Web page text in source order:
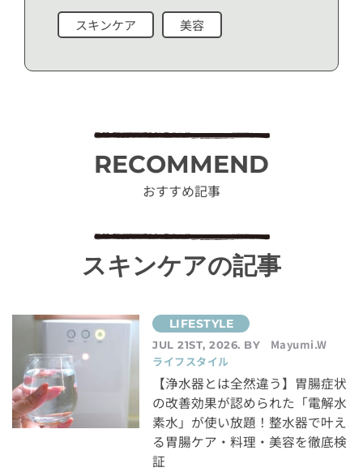
スキンケア 美容
RECOMMEND
おすすめ記事
スキンケアの記事
JUL 21ST, 2026. BY
Mayumi.W
ライフスタイル
【浄水器とは全然違う】胃腸症状
の改善効果が認められた「電解水
素水」が使い放題！整水器で叶え
る胃腸ケア・料理・美容を徹底検
証